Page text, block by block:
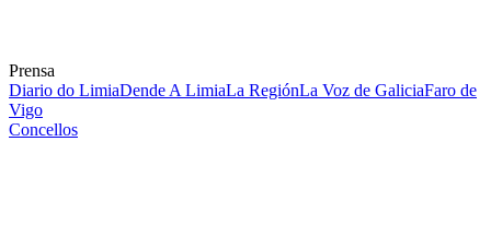
Prensa
Diario do LimiaDende A LimiaLa RegiónLa Voz de GaliciaFaro de
Vigo
Concellos